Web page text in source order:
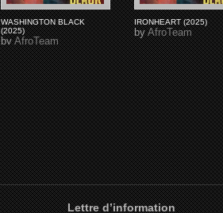
WASHINGTON BLACK
(2025)
byAfroTeam
IRONHEART (2025)
byAfroTeam
Lettre d’information